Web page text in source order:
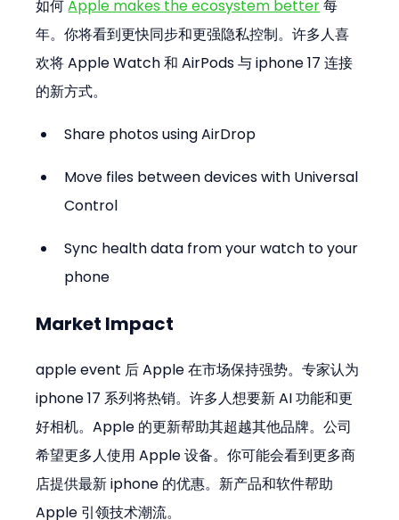
如何 Apple makes the ecosystem better 每
年。你将看到更快同步和更强隐私控制。许多人喜
欢将 Apple Watch 和 AirPods 与 iphone 17 连接
的新方式。
Share photos using AirDrop
Move files between devices with Universal
Control
Sync health data from your watch to your
phone
Market Impact
apple event 后 Apple 在市场保持强势。专家认为
iphone 17 系列将热销。许多人想要新 AI 功能和更
好相机。Apple 的更新帮助其超越其他品牌。公司
希望更多人使用 Apple 设备。你可能会看到更多商
店提供最新 iphone 的优惠。新产品和软件帮助
Apple 引领技术潮流。